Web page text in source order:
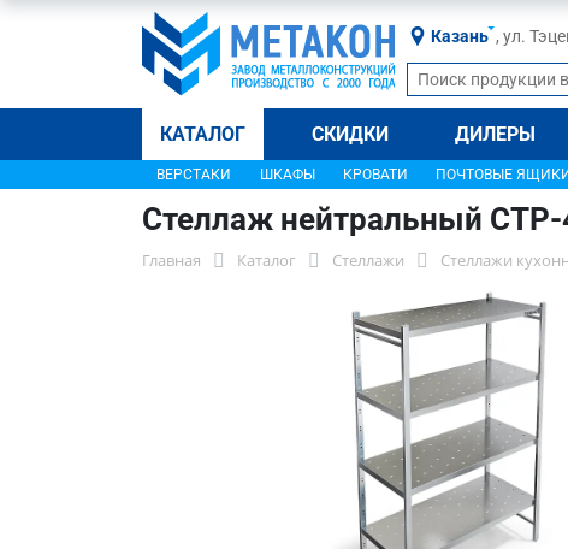
Казань , ул.
КАТАЛОГ СКИДКИ ДИЛЕРЫ
ВЕРСТАКИ ШКАФЫ КРОВАТИ ПОЧТОВЫЕ ЯЩИКИ
Стеллаж нейтральный
Главная Каталог Стеллажи Стеллажи